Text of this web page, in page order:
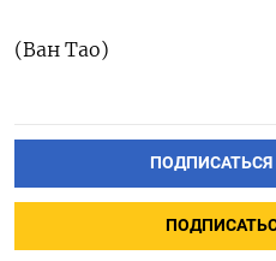
(Ван Тао)
ПОДПИСАТЬСЯ